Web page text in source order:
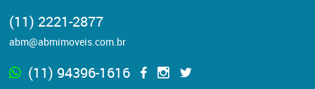
(11) 2221-2877
abm@abmimoveis.com.br
(11) 94396-1616